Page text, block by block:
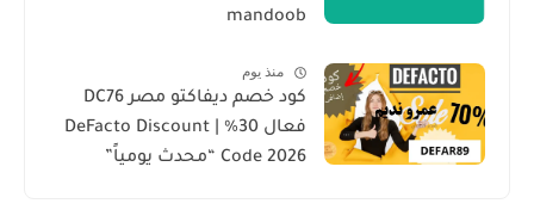
mandoob
منذ يوم
كود خصم ديفاكتو مصر DC76
فعال 30% | DeFacto Discount
Code 2026 “محدث يومياً”